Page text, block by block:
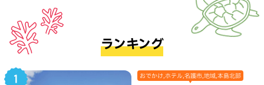
ランキング
おでかけ,ホテル,名護市,地域,本島北部